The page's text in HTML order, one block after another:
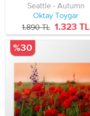
Seattle - Autumn
Oktay Toygar
1.890 TL 1.323 TL
%30